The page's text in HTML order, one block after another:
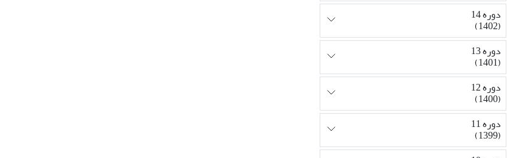
دوره 14
(1402)
دوره 13
(1401)
دوره 12
(1400)
دوره 11
(1399)